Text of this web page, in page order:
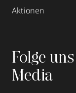
Aktionen
Folge
Media